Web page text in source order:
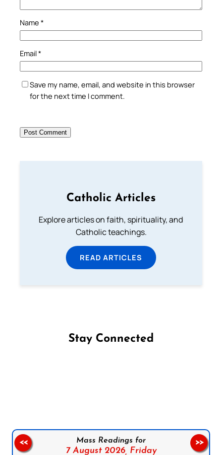
Name *
Email*
Save my name, email, and website in this browser
for the next time I comment.
Catholic Articles
Explore articles on faith, spirituality, and
Catholic teachings.
READ ARTICLES
Stay Connected
Mass Readings for
7 August 2026, Friday
<< >>